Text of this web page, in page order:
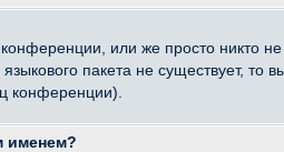
или же просто никто
языкового пакета не
конференции).
именем?